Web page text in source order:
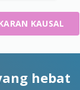
KAUSAL
hebat